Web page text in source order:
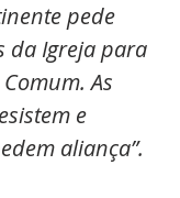
pede
da Igreja para
As
e
aliança”.